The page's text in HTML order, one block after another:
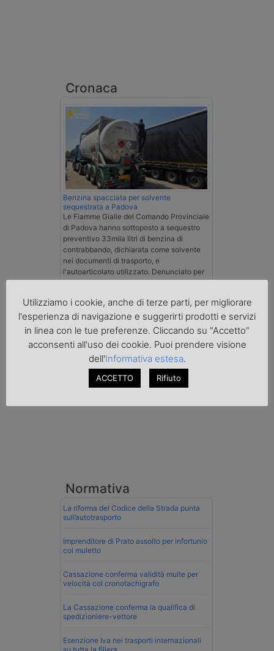
Cronaca
Benzina spacciata per solvente
sequestrata a Padova
Le Fiamme Gialle del Comando Provinciale
di Padova hanno sottoposto a sequestro
preventivo 33mila litri di benzina di
contrabbando, dichiarata come solvente
nei documenti di trasporto, e
l'autoarticolato utilizzato. Denunciato per
contrabbando di prodotti petroliferi il
al valico di Tarvisio.
Transpotalk
Normativa
La riforma del Codice della Strada punta
sull’autotrasporto
Imprenditore di Prato assolto per infortunio
col muletto
Cassazione conferma validità multe per
velocità col cronotachigrafo
La Cassazione conferma la qualifica di
spedizioniere-vettore
Esenzione Iva nei trasporti internazionali
Utilizziamo i cookie, anche di terze parti, per migliorare
l'esperienza di navigazione e suggerirti prodotti e servizi
in linea con le tue preferenze. Cliccando su "Accetto"
acconsenti all'uso dei cookie. Puoi prendere visione
dell'Informativa estesa.
ACCETTO Rifiuto